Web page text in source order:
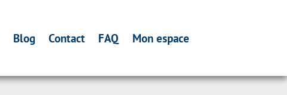
Blog Contact FAQ Mon espace